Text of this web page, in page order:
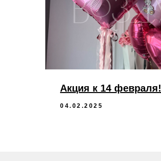
Акция к 14 февраля!
04.02.2025